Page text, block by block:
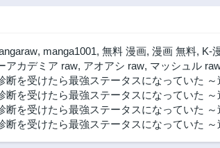
, manga1001, 無料 漫画, 漫画 無料, K-
アカデミア raw, アオアシ raw, マッシュル
断を受けたら最強ステータスになっていた
断を受けたら最強ステータスになっていた
断を受けたら最強ステータスになっていた
断を受けたら最強ステータスになっていた